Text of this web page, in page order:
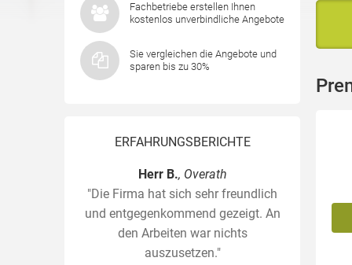
Fachbetriebe erstellen Ihnen
kostenlos unverbindliche Angebote
Sie vergleichen die Angebote und
sparen bis zu 30%
ERFAHRUNGSBERICHTE
Herr B., Overath
"Die Firma hat sich sehr freundlich
und entgegenkommend gezeigt. An
den Arbeiten war nichts
auszusetzen."